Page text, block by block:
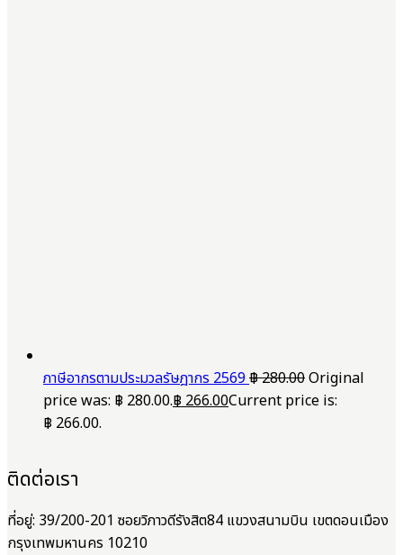
ภาษีอากรตามประมวลรัษฎากร 2569 ฿280.00Original
price was: ฿ 280.00.฿ 266.00Current price is:
฿ 266.00.
ติดต่อเรา
ที่อยู่: 39/200-201 ซอยวิภาวดีรังสิต84 แขวงสนามบิน เขตดอนเมือง
กรุงเทพมหานคร 10210